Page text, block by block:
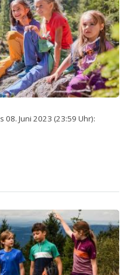
08. Juni 2023 (23:59 Uhr):